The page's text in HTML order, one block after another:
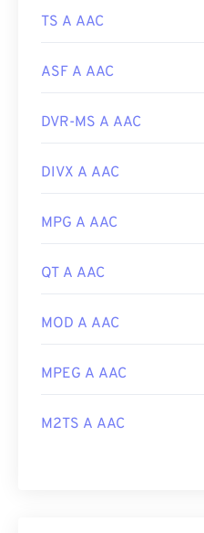
TS A AAC
ASF A AAC
DVR-MS A AAC
DIVX A AAC
MPG A AAC
QT A AAC
MOD A AAC
MPEG A AAC
M2TS A AAC